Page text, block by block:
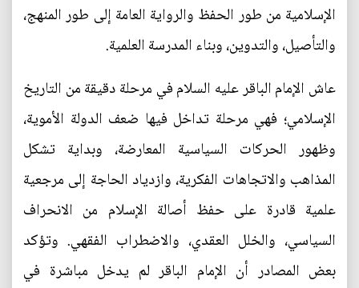
الإسلامية من طور الحفظ والرواية العامة إلى طور المنهج،
والتأصيل، والتدوين، وبناء المدرسة العلمية.
عاش الإمام الباقر عليه السلام في مرحلة دقيقة من التاريخ
الإسلامي؛ فهي مرحلة تداخل فيها ضعف الدولة الأموية،
وظهور الحركات السياسية المعارضة، وبداية تشكل
المذاهب والاتجاهات الفكرية، وازدياد الحاجة إلى مرجعية
علمية قادرة على حفظ أصالة الإسلام من الانحراف
السياسي، والخلل العقدي، والاضطراب الفقهي. وتؤكد
بعض المصادر أن الإمام الباقر لم يدخل مباشرة في